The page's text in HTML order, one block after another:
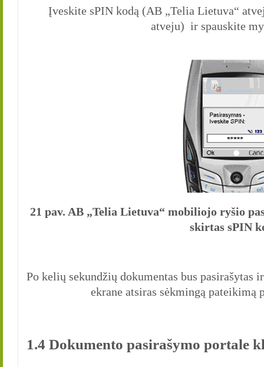
Įveskite sPIN kodą (AB „Telia Lietuva“
atveju) ir spauskite
21 pav. AB „Telia Lietuva“ mobiliojo ryšio
skirtas sPIN
Po kelių sekundžių dokumentas bus
ekrane atsiras sėkmingą pateikimą
1.4 Dokumento pasirašymo portale